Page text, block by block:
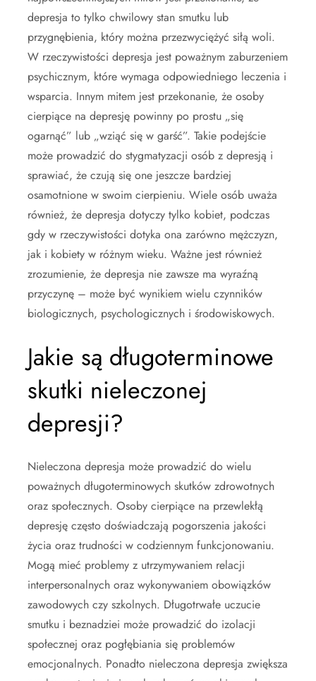
depresja to tylko chwilowy stan smutku lub
przygnębienia, który można przezwyciężyć siłą woli.
W rzeczywistości depresja jest poważnym zaburzeniem
psychicznym, które wymaga odpowiedniego leczenia i
wsparcia. Innym mitem jest przekonanie, że osoby
cierpiące na depresję powinny po prostu „się
ogarnąć” lub „wziąć się w garść”. Takie podejście
może prowadzić do stygmatyzacji osób z depresją i
sprawiać, że czują się one jeszcze bardziej
osamotnione w swoim cierpieniu. Wiele osób uważa
również, że depresja dotyczy tylko kobiet, podczas
gdy w rzeczywistości dotyka ona zarówno mężczyzn,
jak i kobiety w różnym wieku. Ważne jest również
zrozumienie, że depresja nie zawsze ma wyraźną
przyczynę – może być wynikiem wielu czynników
biologicznych, psychologicznych i środowiskowych.
Jakie są długoterminowe
skutki nieleczonej
depresji?
Nieleczona depresja może prowadzić do wielu
poważnych długoterminowych skutków zdrowotnych
oraz społecznych. Osoby cierpiące na przewlekłą
depresję często doświadczają pogorszenia jakości
życia oraz trudności w codziennym funkcjonowaniu.
Mogą mieć problemy z utrzymywaniem relacji
interpersonalnych oraz wykonywaniem obowiązków
zawodowych czy szkolnych. Długotrwałe uczucie
smutku i beznadziei może prowadzić do izolacji
społecznej oraz pogłębiania się problemów
emocjonalnych. Ponadto nieleczona depresja zwiększa